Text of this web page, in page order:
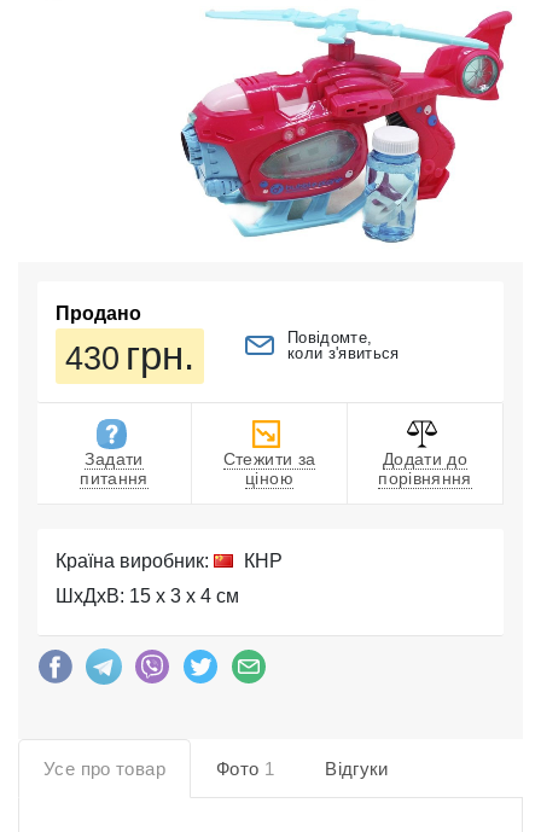
Продано
430 грн.
Повідомте,
коли з'явиться
Задати
питання
Стежити за
ціною
Додати до
порівняння
Країна виробник:
КНР
ШхДхВ: 15 x 3 x 4 см
Усе про товар Фото 1 Відгуки